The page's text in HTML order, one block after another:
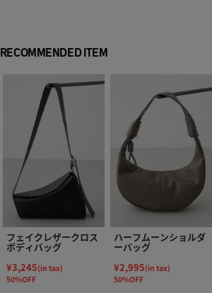
RECOMMENDED ITEM
フェイクレザークロス
ボディバッグ
¥3,245(in tax)
50%OFF
ハーフムーンショルダ
ーバッグ
¥2,995(in tax)
50%OFF